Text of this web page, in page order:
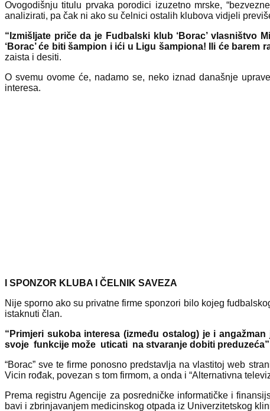
Ovogodišnju titulu prvaka porodici izuzetno mrske,
analizirati, pa čak ni ako su čelnici ostalih klubova vidjeli
“Izmišljate priče da je Fudbalski klub ‘Borac’ vlasništvo
‘Borac’ će biti šampion i ići u Ligu šampiona! Ili će barem
zaista i desiti.
O svemu ovome će, nadamo se, neko iznad današnje
interesa.
I SPONZOR KLUBA I ČELNIK SAVEZA
Nije sporno ako su privatne firme sponzori bilo kojeg
istaknuti član.
“Primjeri sukoba interesa (između ostalog) je i
svoje funkcije može uticati na stvaranje dobiti preduzeća”
“Borac” sve te firme ponosno predstavlja na vlastitoj web
Vicin rođak, povezan s tom firmom, a onda i “Alternativna
Prema registru Agencije za posredničke informatičke i
bavi i zbrinjavanjem medicinskog otpada iz Univerzitetskog